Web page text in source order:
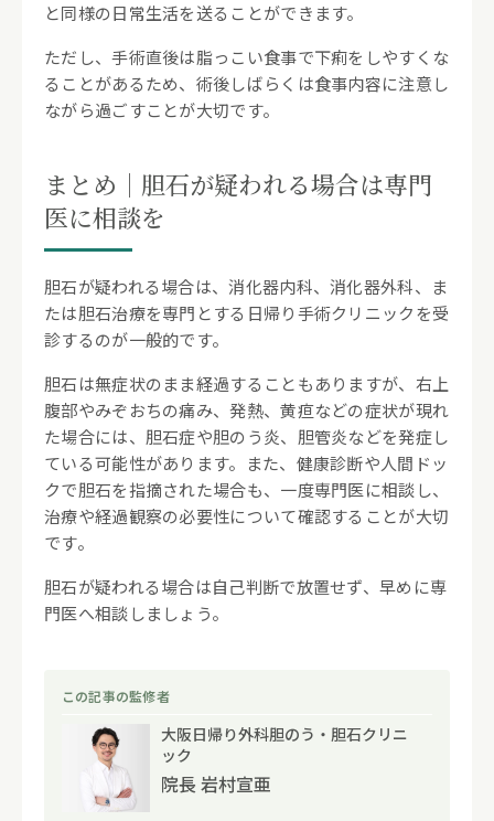
と同様の日常生活を送ることができます。
ただし、手術直後は脂っこい食事で下痢をしやすくな
ることがあるため、術後しばらくは食事内容に注意し
ながら過ごすことが大切です。
まとめ｜胆石が疑われる場合は専門
医に相談を
胆石が疑われる場合は、消化器内科、消化器外科、ま
たは胆石治療を専門とする日帰り手術クリニックを受
診するのが一般的です。
胆石は無症状のまま経過することもありますが、右上
腹部やみぞおちの痛み、発熱、黄疸などの症状が現れ
た場合には、胆石症や胆のう炎、胆管炎などを発症し
ている可能性があります。また、健康診断や人間ドッ
クで胆石を指摘された場合も、一度専門医に相談し、
治療や経過観察の必要性について確認することが大切
です。
胆石が疑われる場合は自己判断で放置せず、早めに専
門医へ相談しましょう。
この記事の監修者
大阪日帰り外科胆のう・胆石クリニ
ック
院長 岩村宣亜